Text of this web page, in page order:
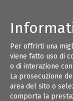
Per offrirti una
viene fatto uso di
o di interazione
La prosecuzione
area del sito o
comporta la
28
NOV 24